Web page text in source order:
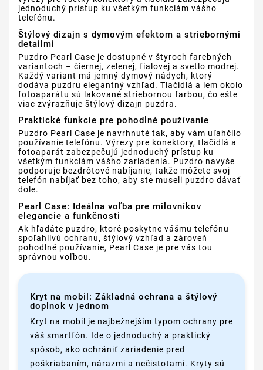
jednoduchý prístup ku všetkým funkciám vášho
telefónu.
Štýlový dizajn s dymovým efektom a striebornými
detailmi
Puzdro Pearl Case je dostupné v štyroch farebných
variantoch – čiernej, zelenej, fialovej a svetlo modrej.
Každý variant má jemný dymový nádych, ktorý
dodáva puzdru elegantný vzhľad. Tlačidlá a lem okolo
fotoaparátu sú lakované striebornou farbou, čo ešte
viac zvýrazňuje štýlový dizajn puzdra.
Praktické funkcie pre pohodlné používanie
Puzdro Pearl Case je navrhnuté tak, aby vám uľahčilo
používanie telefónu. Výrezy pre konektory, tlačidlá a
fotoaparát zabezpečujú jednoduchý prístup ku
všetkým funkciám vášho zariadenia. Puzdro navyše
podporuje bezdrôtové nabíjanie, takže môžete svoj
telefón nabíjať bez toho, aby ste museli puzdro dávať
dole.
Pearl Case: Ideálna voľba pre milovníkov
elegancie a funkčnosti
Ak hľadáte puzdro, ktoré poskytne vášmu telefónu
spoľahlivú ochranu, štýlový vzhľad a zároveň
pohodlné používanie, Pearl Case je pre vás tou
správnou voľbou.
Kryt na mobil: Základná ochrana a štýlový
doplnok v jednom
Kryt na mobil je najbežnejším typom ochrany pre
váš smartfón. Ide o jednoduchý a praktický
spôsob, ako ochrániť zariadenie pred
poškriabaním, nárazmi a nečistotami. Kryty sú